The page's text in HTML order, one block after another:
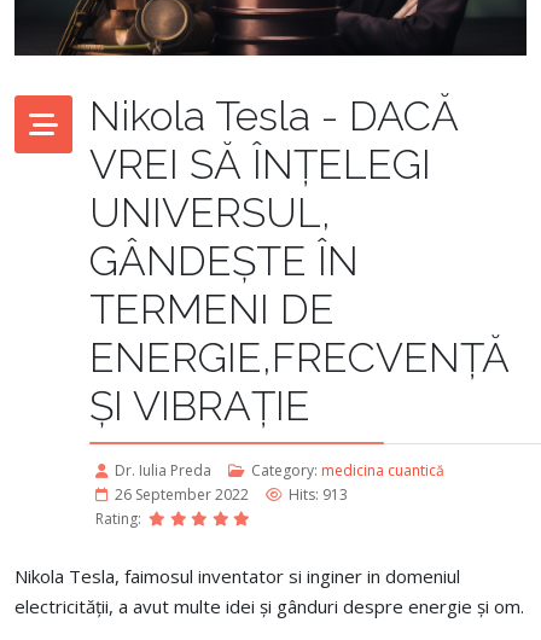
Nikola Tesla - DACĂ
VREI SĂ ÎNȚELEGI
UNIVERSUL,
GÂNDEȘTE ÎN
TERMENI DE
ENERGIE,FRECVENȚĂ
ȘI VIBRAȚIE
Dr. Iulia Preda Category: medicina cuantică
26 September 2022
Hits: 913
Rating:
Nikola Tesla, faimosul inventator si inginer in domeniul
electricității, a avut multe idei și gânduri despre energie și om.